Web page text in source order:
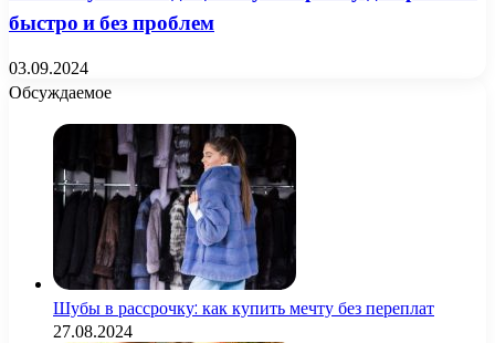
быстро и без проблем
03.09.2024
Обсуждаемое
Шубы в рассрочку: как купить мечту без переплат
27.08.2024